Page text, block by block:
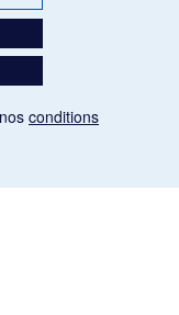
conditions